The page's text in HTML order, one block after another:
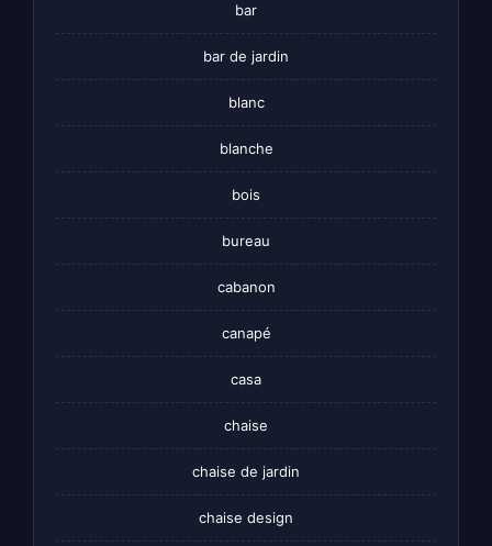
bar
bar de jardin
blanc
blanche
bois
bureau
cabanon
canapé
casa
chaise
chaise de jardin
chaise design